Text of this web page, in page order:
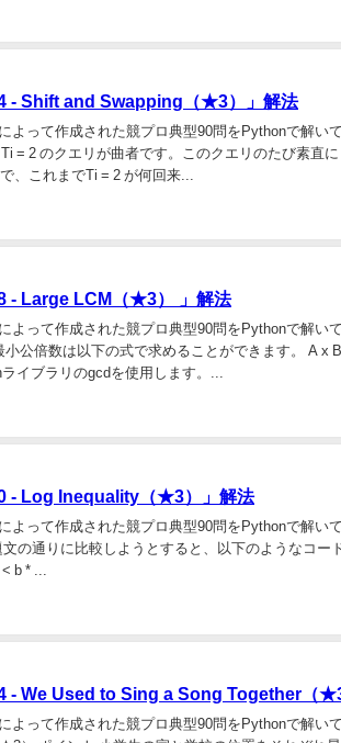
- Shift and Swapping（★3）」解法
よって作成された競プロ典型90問をPythonで解い
= 2 のクエリが曲者です。このクエリのたび素直
、これまでTi = 2 が何回来...
- Large LCM（★3） 」解法
よって作成された競プロ典型90問をPythonで解い
公倍数は以下の式で求めることができます。 A x
イブラリのgcdを使用します。...
- Log Inequality（★3）」解法
よって作成された競プロ典型90問をPythonで解い
の通りに比較しようとすると、以下のようなコー
b * ...
- We Used to Sing a Song Together（
よって作成された競プロ典型90問をPythonで解い